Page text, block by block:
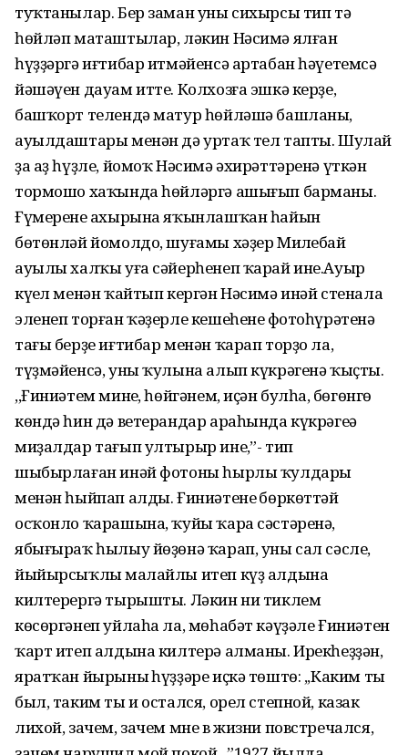
туҡтанылар. Бер заман уны сихырсы тип тә
һөйләп маташтылар, ләкин Нәсимә ялған
һүҙҙәргә иғтибар итмәйенсә артабан һәүетемсә
йәшәүен дауам итте. Колхозға эшкә керҙе,
башҡорт телендә матур һөйләшә башланы,
ауылдаштары менән дә уртаҡ тел тапты. Шулай
ҙа аҙ һүҙле, йомоҡ Нәсимә әхирәттәренә үткән
тормошо хаҡында һөйләргә ашығып барманы.
Ғүмеренең ахырына яҡынлашҡан һайын
бөтөнләй йомолдо, шуғамы хәҙер Миңлебай
ауылы халҡы уға сәйерһенеп ҡарай ине.Ауыр
күңел менән ҡайтып кергән Нәсимә инәй стенала
эленеп торған ҡәҙерле кешеһенең фотоһүрәтенә
тағы берҙе иғтибар менән ҡарап торҙо ла,
түҙмәйенсә, уны ҡулына алып күкрәгенә ҡыҫты.
,,Ғиниәтем минең, һөйгәнем, иҫән булһаң, бөгөнгө
көндә һин дә ветерандар араһында күкрәгеңә
миҙалдар тағып ултырыр инең,”- тип
шыбырлаған инәй фотоны һырлы ҡулдары
менән һыйпап алды. Ғиниәтенең бөркөттәй
осҡонло ҡарашына, ҡуйы ҡара сәстәренә,
ябығыраҡ һылыу йөҙөнә ҡарап, уны сал сәсле,
йыйырсыҡлы маңлайлы итеп күҙ алдына
килтерергә тырышты. Ләкин ни тиклем
көсөргәнеп уйлаһа ла, мөһабәт кәүҙәле Ғиниәтен
ҡарт итеп алдына килтерә алманы. Ирекһеҙҙән,
яратҡан йырының һүҙҙәре иҫкә төштө: ,,Каким ты
был, таким ты и остался, орел степной, казак
лихой, зачем, зачем мне в жизни повстречался,